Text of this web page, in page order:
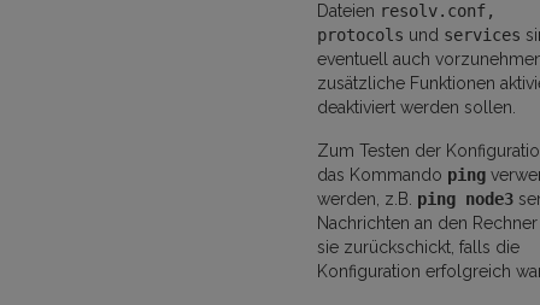
Dateien resolv.conf,
protocols und services
eventuell auch
zusätzliche Funktionen
deaktiviert werden sollen.
Zum Testen der
das Kommando ping
werden, z.B. ping node3
Nachrichten an den
sie zurückschickt, falls die
Konfiguration erfolgreich